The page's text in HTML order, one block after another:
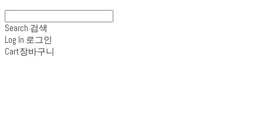
Search 검색
Log In 로그인
Cart장바구니